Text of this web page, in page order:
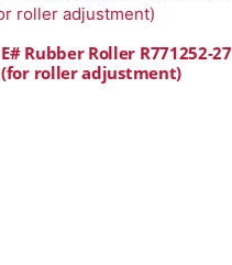
E# Rubber Roller R771252-27
(for roller adjustment)